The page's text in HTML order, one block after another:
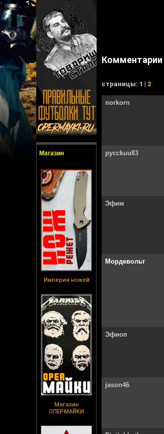
Магазин
Империя ножей
Магазин
ОПЕРМАЙКИ
Комментарии
cтраницы: 1 | 2
norkorn
pycckuu83
Эфим
Мордевольт
Эфиоп
jason46